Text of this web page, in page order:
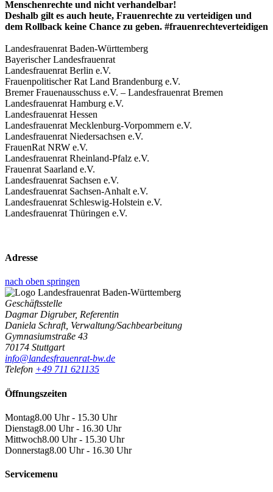
Menschenrechte und nicht verhandelbar!
Deshalb gilt es auch heute, Frauenrechte zu verteidigen und
dem Rollback keine Chance zu geben. #frauenrechteverteidigen
Landesfrauenrat Baden-Württemberg
Bayerischer Landesfrauenrat
Landesfrauenrat Berlin e.V.
Frauenpolitischer Rat Land Brandenburg e.V.
Bremer Frauenausschuss e.V. – Landesfrauenrat Bremen
Landesfrauenrat Hamburg e.V.
Landesfrauenrat Hessen
Landesfrauenrat Mecklenburg-Vorpommern e.V.
Landesfrauenrat Niedersachsen e.V.
FrauenRat NRW e.V.
Landesfrauenrat Rheinland-Pfalz e.V.
Frauenrat Saarland e.V.
Landesfrauenrat Sachsen e.V.
Landesfrauenrat Sachsen-Anhalt e.V.
Landesfrauenrat Schleswig-Holstein e.V.
Landesfrauenrat Thüringen e.V.
Adresse
nach oben springen
Geschäftsstelle
Dagmar Digruber, Referentin
Daniela Schraft, Verwaltung/Sachbearbeitung
Gymnasiumstraße 43
70174 Stuttgart
info@landesfrauenrat-bw.de
Telefon +49 711 621135
Öffnungszeiten
Montag8.00 Uhr - 15.30 Uhr
Dienstag8.00 Uhr - 16.30 Uhr
Mittwoch8.00 Uhr - 15.30 Uhr
Donnerstag8.00 Uhr - 16.30 Uhr
Servicemenu